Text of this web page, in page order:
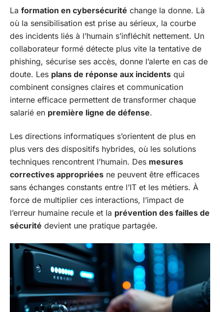
La formation en cybersécurité change la donne. Là
où la sensibilisation est prise au sérieux, la courbe
des incidents liés à l’humain s’infléchit nettement. Un
collaborateur formé détecte plus vite la tentative de
phishing, sécurise ses accès, donne l’alerte en cas de
doute. Les plans de réponse aux incidents qui
combinent consignes claires et communication
interne efficace permettent de transformer chaque
salarié en première ligne de défense.
Les directions informatiques s’orientent de plus en
plus vers des dispositifs hybrides, où les solutions
techniques rencontrent l’humain. Des mesures
correctives appropriées ne peuvent être efficaces
sans échanges constants entre l’IT et les métiers. À
force de multiplier ces interactions, l’impact de
l’erreur humaine recule et la prévention des failles de
sécurité devient une pratique partagée.